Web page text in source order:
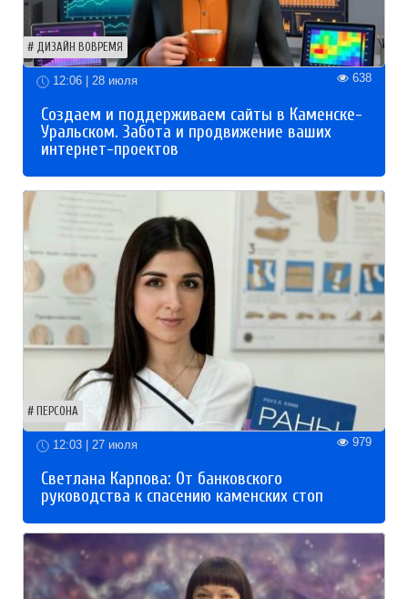
ДИЗАЙН ВОВРЕМЯ
12:06 | 28 июля 638
Создаем и поддерживаем сайты в Каменске-
Уральском. Забота и продвижение ваших
интернет-проектов
ПЕРСОНА
12:03 | 27 июля 979
Светлана Карпова: От банковского
руководства к спасению каменских стоп